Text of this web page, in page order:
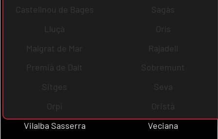
Castellnou de Bages
Sagàs
Lluçà
Orís
Malgrat de Mar
Rajadell
Premià de Dalt
Sobremunt
Sitges
Seva
Orpí
Oristà
Vilalba Sasserra
Veciana